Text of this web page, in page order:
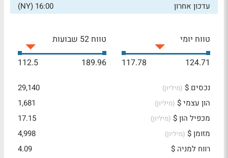
עדכון אחרון
16:00 (NY)
טווח יומי
124.71
117.78
טווח 52 שבועות
189.96
112.5
נכסים $ (מיליון)
29,140
הון עצמי $ (מיליון)
1,681
מכפיל הון $ (מיליון)
17.15
מזומן $ (מיליון)
4,998
רווח למניה $
4.09